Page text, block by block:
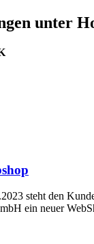
unter
steht den
ein neuer